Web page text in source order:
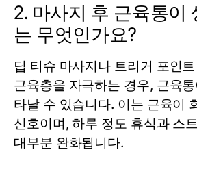
2. 마사지 후 근육통이
는 무엇인가요?
딥 티슈 마사지나 트리거 포인
근육층을 자극하는 경우, 근육
타날 수 있습니다. 이는 근육이
신호이며, 하루 정도 휴식과 스
대부분 완화됩니다.